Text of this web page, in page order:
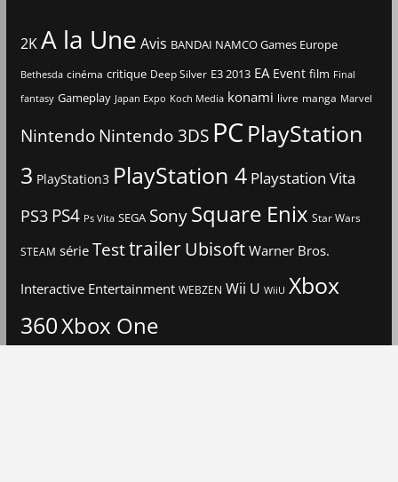
2KA la Une Avis BANDAI NAMCO Games Europe
Bethesda cinéma critique Deep Silver E3 2013 EA Event film Final
fantasy Gameplay Japan Expo Koch Media konami livre manga Marvel
Nintendo Nintendo 3DS PCPlayStation
3 PlayStation3 PlayStation 4 Playstation Vita
PS3 PS4 Ps Vita SEGA Sony Square Enix Star Wars
STEAM série TesttrailerUbisoftWarner Bros.
Interactive Entertainment WEBZEN Wii U WiiU Xbox
360Xbox One